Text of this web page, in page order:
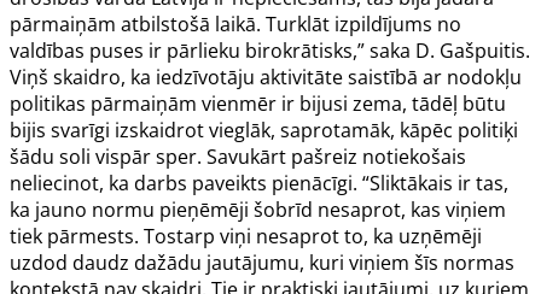
pārmaiņām atbilstošā laikā. Turklāt izpildījums no
valdības puses ir pārlieku birokrātisks,” saka D. Gašpuitis.
Viņš skaidro, ka iedzīvotāju aktivitāte saistībā ar nodokļu
politikas pārmaiņām vienmēr ir bijusi zema, tādēļ būtu
bijis svarīgi izskaidrot vieglāk, saprotamāk, kāpēc politiķi
šādu soli vispār sper. Savukārt pašreiz notiekošais
neliecinot, ka darbs paveikts pienācīgi. “Sliktākais ir tas,
ka jauno normu pieņēmēji šobrīd nesaprot, kas viņiem
tiek pārmests. Tostarp viņi nesaprot to, ka uzņēmēji
uzdod daudz dažādu jautājumu, kuri viņiem šīs normas